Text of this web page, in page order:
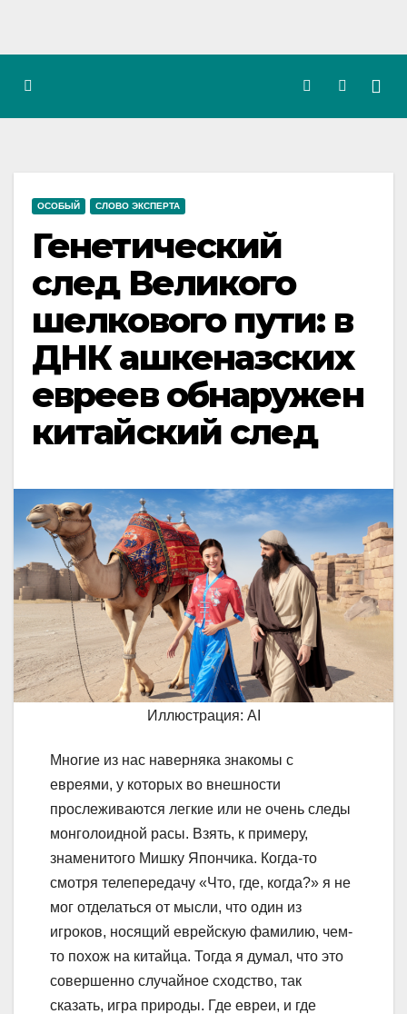
ОСОБЫЙ СЛОВО ЭКСПЕРТА
Генетический
след Великого
шелкового пути: в
ДНК ашкеназских
евреев обнаружен
китайский след
Иллюстрация: AI
Многие из нас наверняка знакомы с
евреями, у которых во внешности
прослеживаются легкие или не очень следы
монголоидной расы. Взять, к примеру,
знаменитого Мишку Япончика. Когда-то
смотря телепередачу «Что, где, когда?» я не
мог отделаться от мысли, что один из
игроков, носящий еврейскую фамилию, чем-
то похож на китайца. Тогда я думал, что это
совершенно случайное сходство, так
сказать, игра природы. Где евреи, и где